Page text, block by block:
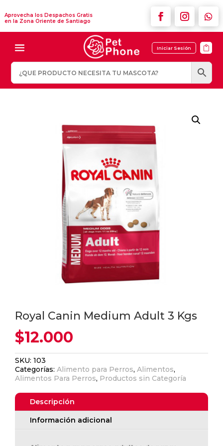
Aprovecha los Despachos Gratis
en la Zona Oriente de Santiago
Iniciar Sesión 
Royal Canin Medium Adult 3 Kgs
$12.000
SKU:103
Categorías:Alimento para Perros,Alimentos,
Alimentos Para Perros, Productos sin Categoría
Descripción
Información adicional